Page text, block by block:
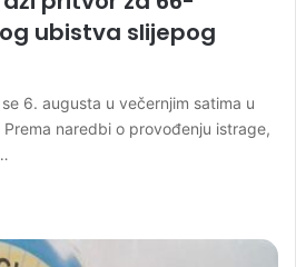
ubistva slijepog
6. augusta u večernjim satima u
naredbi o provođenju istrage,